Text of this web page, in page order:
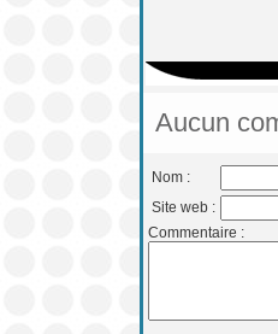
Aucun
Nom :
Site web :
Commentaire :